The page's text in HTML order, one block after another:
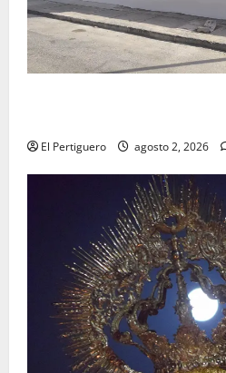
El Pertiguero agosto 2, 2026